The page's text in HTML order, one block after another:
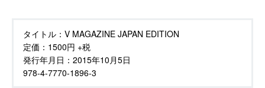
タイトル： V MAGAZINE JAPAN EDITION
定価： 1500円 +税
発行年月日： 2015年10月5日
978-4-7770-1896-3